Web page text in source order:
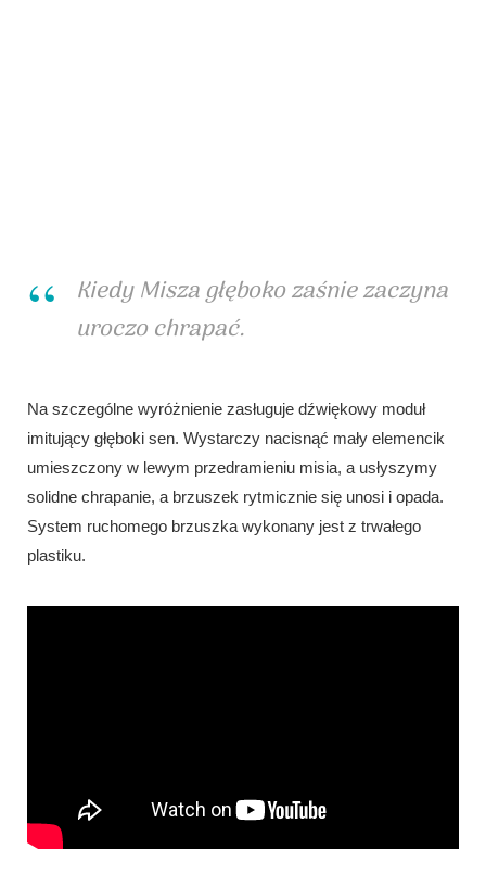
Kiedy Misza głęboko zaśnie zaczyna
uroczo chrapać.
Na szczególne wyróżnienie zasługuje dźwiękowy moduł
imitujący głęboki sen. Wystarczy nacisnąć mały elemencik
umieszczony w lewym przedramieniu misia, a usłyszymy
solidne chrapanie, a brzuszek rytmicznie się unosi i opada.
System ruchomego brzuszka wykonany jest z trwałego
plastiku.